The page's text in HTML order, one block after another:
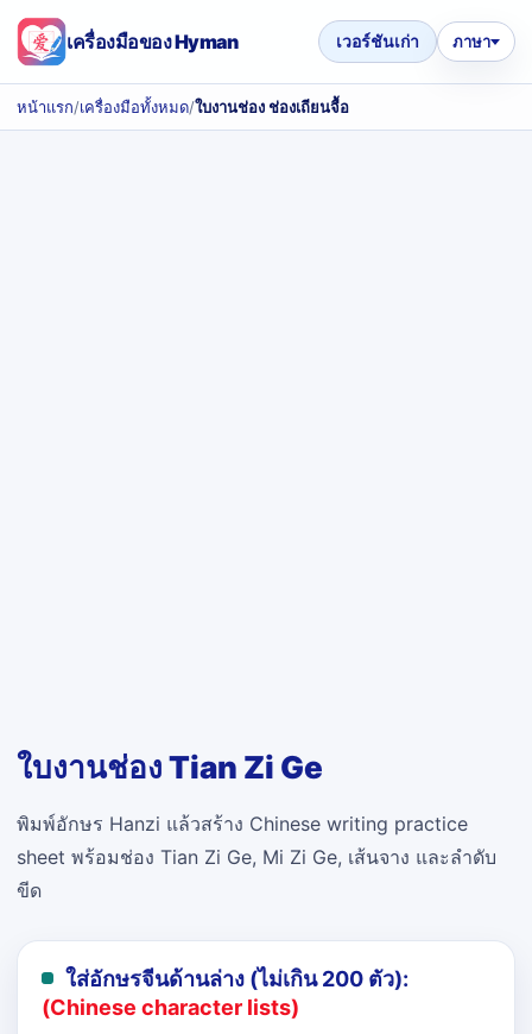
เครื่องมือของ Hyman เวอร์ชันเก่า ภาษา
หน้าแรก/เครื่องมือทั้งหมด/ใบงานช่อง ช่องเถียนจื้อ
ใบงานช่อง Tian Zi Ge
พิมพ์อักษร Hanzi แล้วสร้าง Chinese writing practice
sheet พร้อมช่อง Tian Zi Ge, Mi Zi Ge, เส้นจาง และลำดับ
ขีด
ใส่อักษรจีนด้านล่าง (ไม่เกิน 200 ตัว):
(Chinese character lists)